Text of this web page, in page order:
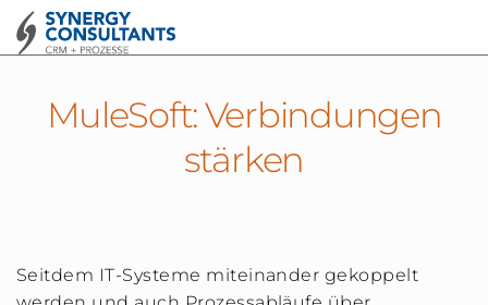
MuleSoft: Verbindungen
stärken
Seitdem IT-Systeme miteinander gekoppelt